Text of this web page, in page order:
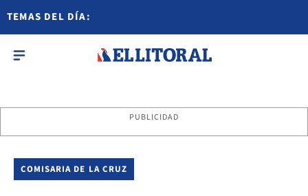
TEMAS DEL DÍA:
PUBLICIDAD
COMISARIA DE LA CRUZ